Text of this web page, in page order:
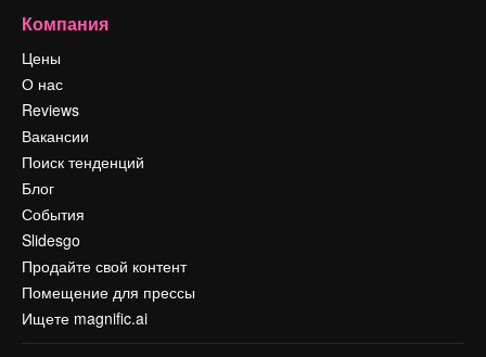
Компания
Цены
О нас
Reviews
Вакансии
Поиск тенденций
Блог
События
Slidesgo
Продайте свой контент
Помещение для прессы
Ищете magnific.ai